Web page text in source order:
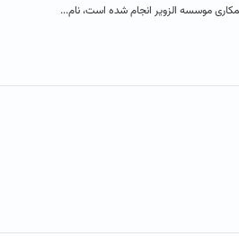
موسسه الزویر انجام شده است، نام...